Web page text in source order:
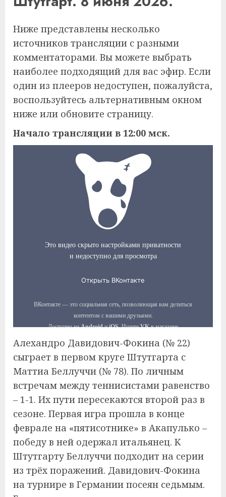
Ниже представлены несколько
источников трансляции с разными
комментаторами. Вы можете выбрать
наиболее подходящий для вас эфир. Если
один из плееров недоступен, пожалуйста,
воспользуйтесь альтернативным окном
ниже или обновите страницу.
Начало трансляции в 12:00 мск.
Алехандро Давидович-Фокина (№ 22)
сыграет в первом круге Штутгарта с
Маттиа Беллуччи (№ 78). По личным
встречам между теннисистами равенство
– 1-1. Их пути пересекаются второй раз в
сезоне. Первая игра прошла в конце
феврале на «пятисотнике» в Акапулько –
победу в ней одержал итальянец. К
Штутгарту Беллуччи подходит на серии
из трёх поражений. Давидович-Фокина
на турнире в Германии посеян седьмым.